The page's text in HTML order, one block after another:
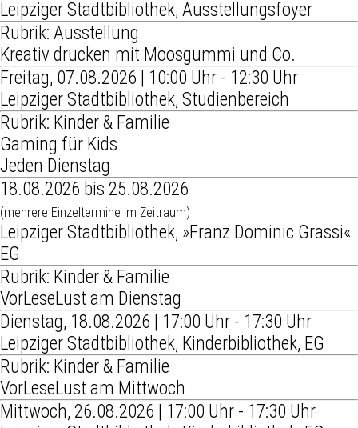
Leipziger Stadtbibliothek, Ausstellungsfoyer
Rubrik: Ausstellung
Kreativ drucken mit Moosgummi und Co.
Freitag, 07.08.2026 | 10:00 Uhr - 12:30 Uhr
Leipziger Stadtbibliothek, Studienbereich
Rubrik: Kinder & Familie
Gaming für Kids
Jeden Dienstag
18.08.2026 bis 25.08.2026
(mehrere Einzeltermine im Zeitraum)
Leipziger Stadtbibliothek, »Franz Dominic Grassi«
EG
Rubrik: Kinder & Familie
VorLeseLust am Dienstag
Dienstag, 18.08.2026 | 17:00 Uhr - 17:30 Uhr
Leipziger Stadtbibliothek, Kinderbibliothek, EG
Rubrik: Kinder & Familie
VorLeseLust am Mittwoch
Mittwoch, 26.08.2026 | 17:00 Uhr - 17:30 Uhr